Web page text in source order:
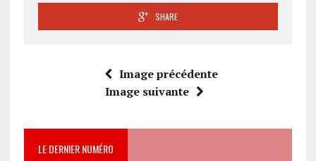
SHARE
Image précédente
Image suivante
LE DERNIER NUMÉRO